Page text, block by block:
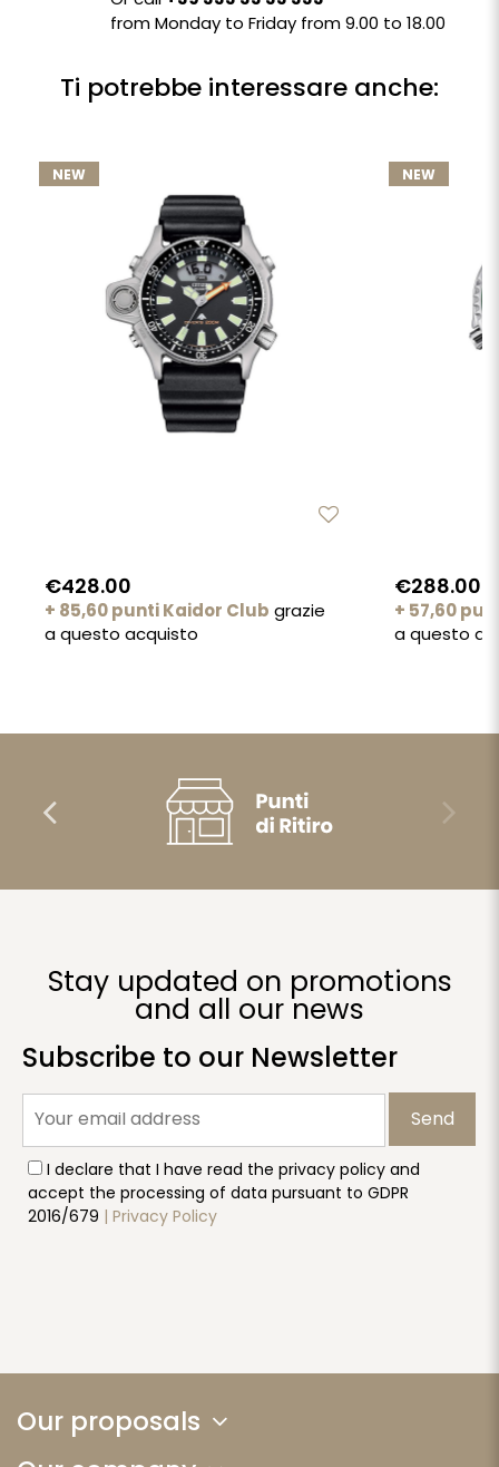
from Monday to Friday from 9.00 to 18.00
Ti potrebbe interessare anche:
NEW
€428.00
+ 85,60 punti Kaidor Club grazie
a questo acquisto
NEW
€288.00
+ 57,60
a questo
Stay updated on promotions
and all our news
Subscribe to our Newsletter
Send
I declare that I have read the privacy policy and
accept the processing of data pursuant to GDPR
2016/679 | Privacy Policy
Our proposals